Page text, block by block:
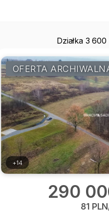
Działka 3 600
OFERTA
+14
290
81